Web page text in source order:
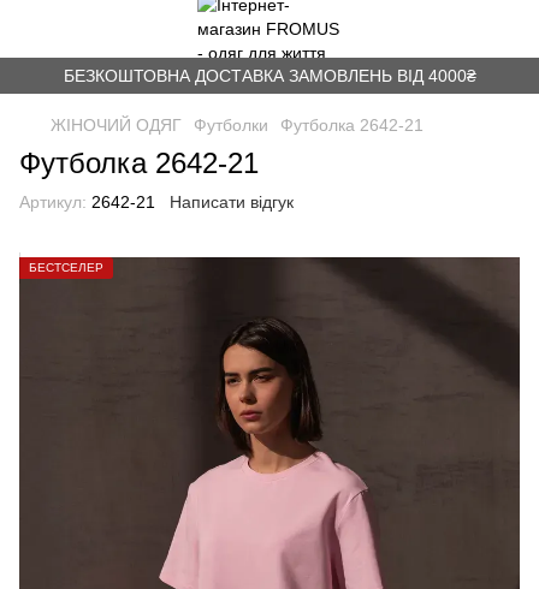
БЕЗКОШТОВНА ДОСТАВКА ЗАМОВЛЕНЬ ВІД 4000₴
ЖІНОЧИЙ ОДЯГ Футболки Футболка 2642-21
Футболка 2642-21
Артикул: 2642-21 Написати відгук
БЕСТСЕЛЕР